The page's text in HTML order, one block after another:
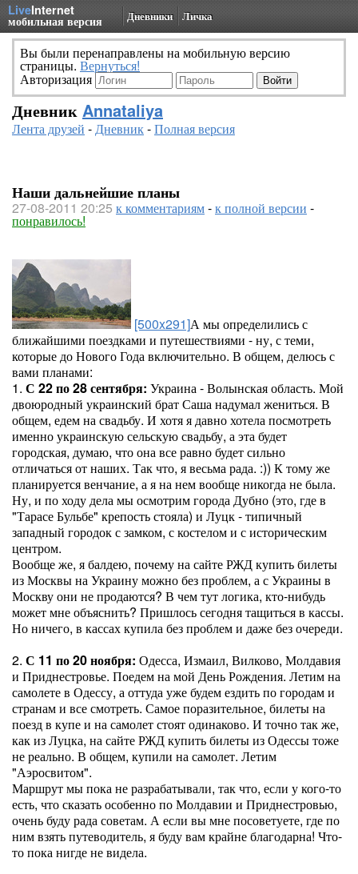
LiveInternet
мобильная версия Дневники Личка
Вы были перенаправлены на мобильную версию
страницы. Вернуться!
Авторизация
Дневник Annataliya
Лента друзей -Дневник-Полная версия
Наши дальнейшие планы
27-08-2011 20:25 к комментариям-к полной версии -
понравилось!
[500x291]А мы определились с
ближайшими поездками и путешествиями - ну, с теми,
которые до Нового Года включительно. В общем, делюсь с
вами планами:
1. С 22 по 28 сентября: Украина - Волынская область. Мой
двоюродный украинский брат Саша надумал жениться. В
общем, едем на свадьбу. И хотя я давно хотела посмотреть
именно украинскую сельскую свадьбу, а эта будет
городская, думаю, что она все равно будет сильно
отличаться от наших. Так что, я весьма рада. :)) К тому же
планируется венчание, а я на нем вообще никогда не была.
Ну, и по ходу дела мы осмотрим города Дубно (это, где в
"Тарасе Бульбе" крепость стояла) и Луцк - типичный
западный городок с замком, с костелом и с историческим
центром.
Вообще же, я балдею, почему на сайте РЖД купить билеты
из Москвы на Украину можно без проблем, а с Украины в
Москву они не продаются? В чем тут логика, кто-нибудь
может мне объяснить? Пришлось сегодня тащиться в кассы.
Но ничего, в кассах купила без проблем и даже без очереди.
2. С 11 по 20 ноября: Одесса, Измаил, Вилково, Молдавия
и Приднестровье. Поедем на мой День Рождения. Летим на
самолете в Одессу, а оттуда уже будем ездить по городам и
странам и все смотреть. Самое поразительное, билеты на
поезд в купе и на самолет стоят одинаково. И точно так же,
как из Луцка, на сайте РЖД купить билеты из Одессы тоже
не реально. В общем, купили на самолет. Летим
"Аэросвитом".
Маршрут мы пока не разрабатывали, так что, если у кого-то
есть, что сказать особенно по Молдавии и Приднестровью,
очень буду рада советам. А если вы мне посоветуете, где по
ним взять путеводитель, я буду вам крайне благодарна! Что-
то пока нигде не видела.